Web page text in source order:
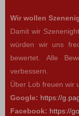
Wir wollen
Damit wir
würden wir uns
bewertet. Alle
verbessern.
Über Lob freuen wir
Google: https://
Facebook: https://